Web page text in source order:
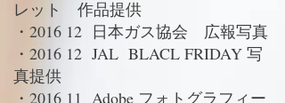
レット 作品提供
・2016 12 日本ガス協会 広報写真
・2016 12 JAL BLACL FRIDAY 写
真提供
・2016 11 Adobe フォトグラフィー